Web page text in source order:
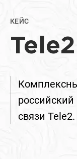
КЕЙС
Tele2
связи Tele2.